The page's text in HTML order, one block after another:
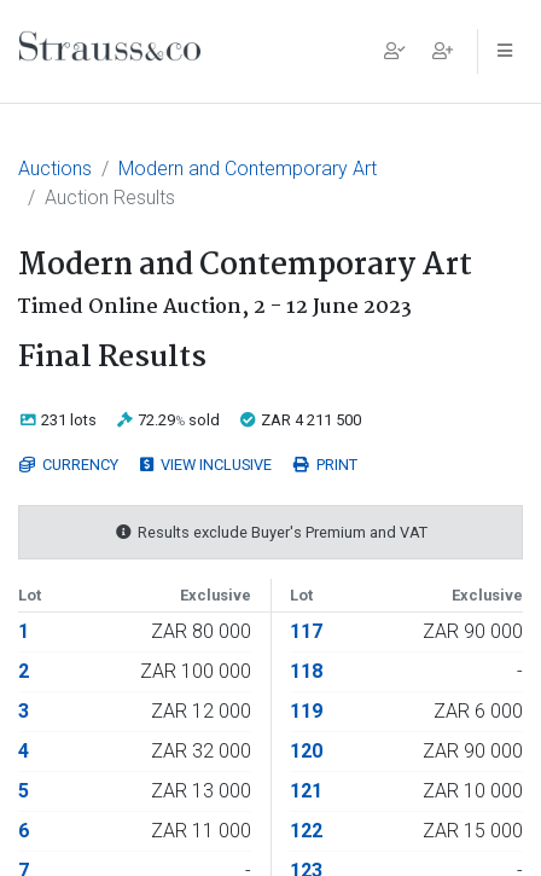
Main Navigation
Auctions
Modern and Contemporary Art
Auction Results
Modern and Contemporary Art
Timed Online Auction, 2 - 12 June 2023
Final Results
231 lots 72.29% sold ZAR 4 211 500
CURRENCY VIEW INCLUSIVE PRINT
Results exclude Buyer's Premium and VAT
Lot Exclusive Lot Exclusive
1
ZAR 80 000
2
ZAR 100 000
3
ZAR 12 000
4
ZAR 32 000
5
ZAR 13 000
6
ZAR 11 000
7
-
117
ZAR 90 000
118
-
119
ZAR 6 000
120
ZAR 90 000
121
ZAR 10 000
122
ZAR 15 000
123
-